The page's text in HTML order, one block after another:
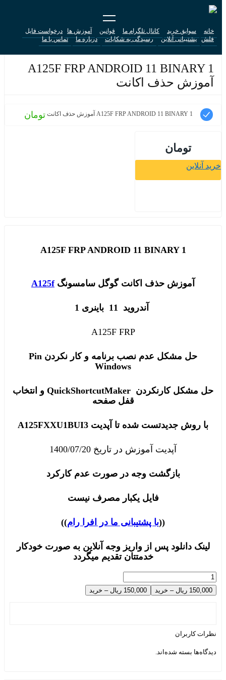
خانه سوابق خرید کانال تلگرام ما قوانین آموزش ها
درخواست فایل
فلش
پشتیبانی آنلاین رسیدگی به شکایات درباره ما تماس با ما
A125F FRP ANDROID 11 BINARY 1
آموزش حذف اکانت
A125F FRP ANDROID 11 BINARY 1 آموزش حذف اکانت تومان
تومان
خرید آنلاین
A125F FRP ANDROID 11 BINARY 1
آموزش حذف اکانت گوگل سامسونگA125f
آندروید 11 باینری 1
A125F FRP
حل مشکل عدم نصب برنامه و کار نکردن Pin
Windows
حل مشکل کارنکردن QuickShortcutMaker و انتخاب
قفل صفحه
با روش جدیدتست شده تا آپدیت A125FXXU1BUI3
آپدیت آموزش در تاریخ 1400/07/20
بازگشت وجه در صورت عدم کارکرد
فایل یکبار مصرف نیست
((با پشتیبانی ما در افرا رام))
لینک دانلود پس از واریز وجه آنلاین به صورت خودکار
خدمتتان تقدیم میگردد
150,000 ریال – خرید
نظرات کاربران
دیدگاه‌ها بسته شده‌اند.